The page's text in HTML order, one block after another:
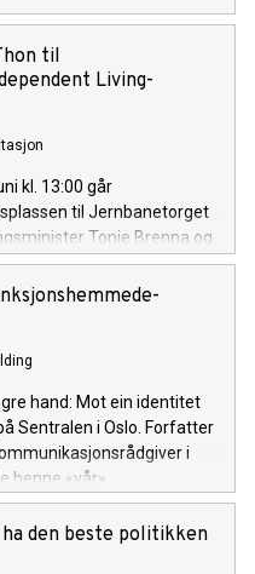
til
Living-
kl. 13:00 går
til Jernbanetorget
Tonje Brenna og
Paraden er en del av
som samler hundrevis
og frihet for
hand: Mot ein identitet
Sentralen i Oslo. Forfatter
i
henne «vår».
ha den beste politikken